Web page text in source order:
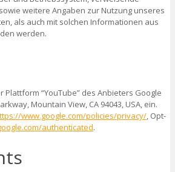
weitere Angaben zur Nutzung unseres
als auch mit solchen Informationen aus
werden.
“YouTube” des Anbieters Google
Mountain View, CA 94043, USA, ein.
www.google.com/policies/privacy/, Opt-
authenticated.